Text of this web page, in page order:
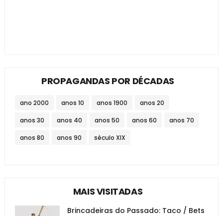
PROPAGANDAS POR DÉCADAS
ano 2000 anos 10 anos 1900 anos 20
anos 30 anos 40 anos 50 anos 60 anos 70
anos 80 anos 90 século XIX
MAIS VISITADAS
Brincadeiras do Passado: Taco / Bets